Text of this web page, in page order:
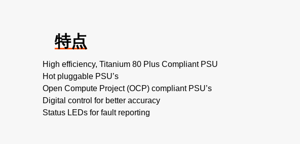
特点
High efficiency, Titanium 80 Plus Compliant PSU
Hot pluggable PSU’s
Open Compute Project (OCP) compliant PSU’s
Digital control for better accuracy
Status LEDs for fault reporting